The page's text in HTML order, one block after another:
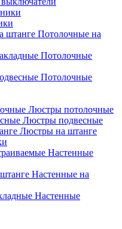
Потолочные на
Потолочные
Потолочные
Люстры потолочные
Люстры подвесные
Люстры на штанге
Настенные
Настенные на
Настенные